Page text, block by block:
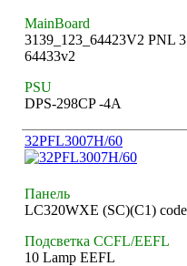
MainBoard
3139_123_64423V2 PNL
64433v2
PSU
DPS-298CP -4A
32PFL3007H/60
Панель
LC320WXE (SC)(C1)
Подсветка CCFL/EEFL
10 Lamp EEFL